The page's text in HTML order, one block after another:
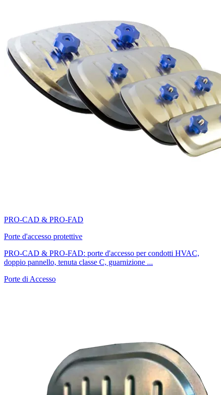
PRO-CAD & PRO-FAD
Porte d'accesso protettive
PRO-CAD & PRO-FAD: porte d'accesso per condotti HVAC,
doppio pannello, tenuta classe C, guarnizione ...
Porte di Accesso